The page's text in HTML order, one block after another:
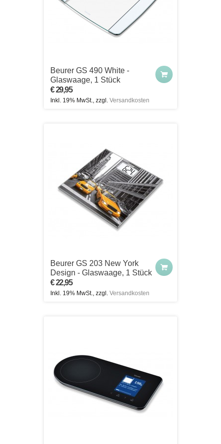
Beurer GS 490 White -
Glaswaage, 1 Stück
€ 29,95
Inkl. 19% MwSt., zzgl. Versandkosten
Beurer GS 203 New York
Design - Glaswaage, 1 Stück
€ 22,95
Inkl. 19% MwSt., zzgl. Versandkosten